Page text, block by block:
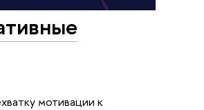
мотивации к